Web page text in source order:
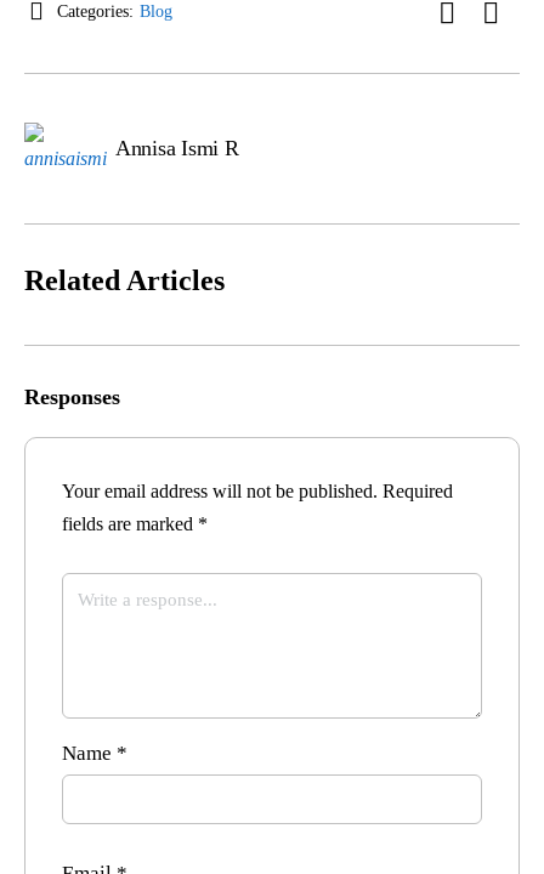
Categories: Blog
Annisa Ismi R
Related Articles
Responses
Your email address will not be published. Required
fields are marked *
Name *